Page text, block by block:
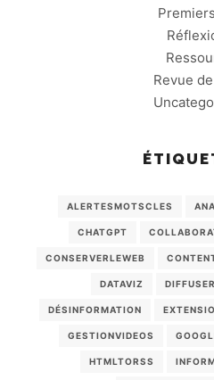
Revue
ALERTESMOTSCLES
CHATGPT
CONSERVERLEWEB
DATAVIZ
DÉSINFORMATION
GESTIONVIDEOS
HTMLTORSS